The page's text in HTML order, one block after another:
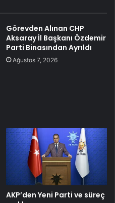
Görevden Alınan CHP
Aksaray İl Başkanı Özdemir
Parti Binasından Ayrıldı
Ağustos 7, 2026
AKP’den Yeni Parti ve süreç